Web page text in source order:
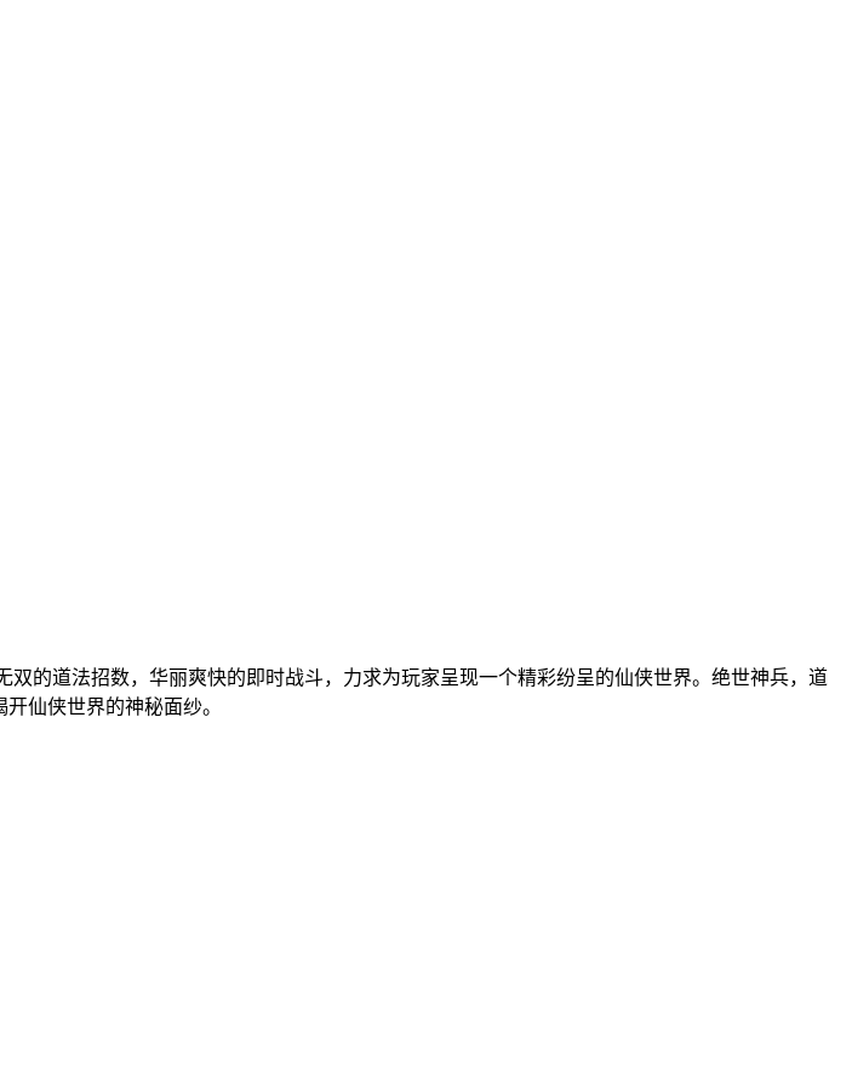
的道法招数，华丽爽快的即时战斗，力求为玩家呈现一个精彩纷呈的仙侠世界。绝世神兵，道
仙侠世界的神秘面纱。